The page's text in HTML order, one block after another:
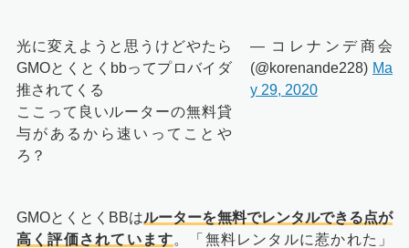
光に変えようと思うけどやたら
GMOとくとくbbってプロバイダ
推されてくる
ここって良いルーターの無料貸
与があるから速いってことや
ろ？
— コレナンデ商会
(@korenande228) Ma
y 29, 2020
GMOとくとくBBはルーターを無料でレンタルできる点が
高く評価されています。「無料レンタルに惹かれた」